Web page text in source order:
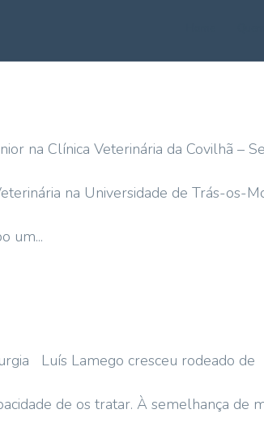
na Clínica Veterinária da Covilhã –
na Universidade de Trás-os-
um...
Luís Lamego cresceu rodeado de
de os tratar. À semelhança de